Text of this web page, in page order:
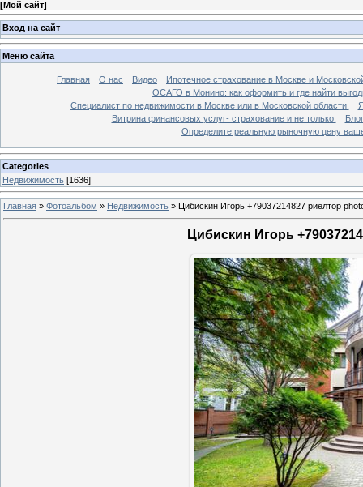
[Мой сайт]
Вход на сайт
Меню сайта
Главная О нас Видео
Ипотечное страхование в Москве и
ОСАГО в Монино: как оформить и где найти
Специалист по недвижимости в Москве или в Московской области.
Витрина финансовых услуг- страхование и не только.
Блог
Определите реальную рыночную цену
Categories
Недвижимость [1636]
Главная » Фотоальбом » Недвижимость » Цибискин Игорь +79037214827 риелтор
Цибискин Игорь